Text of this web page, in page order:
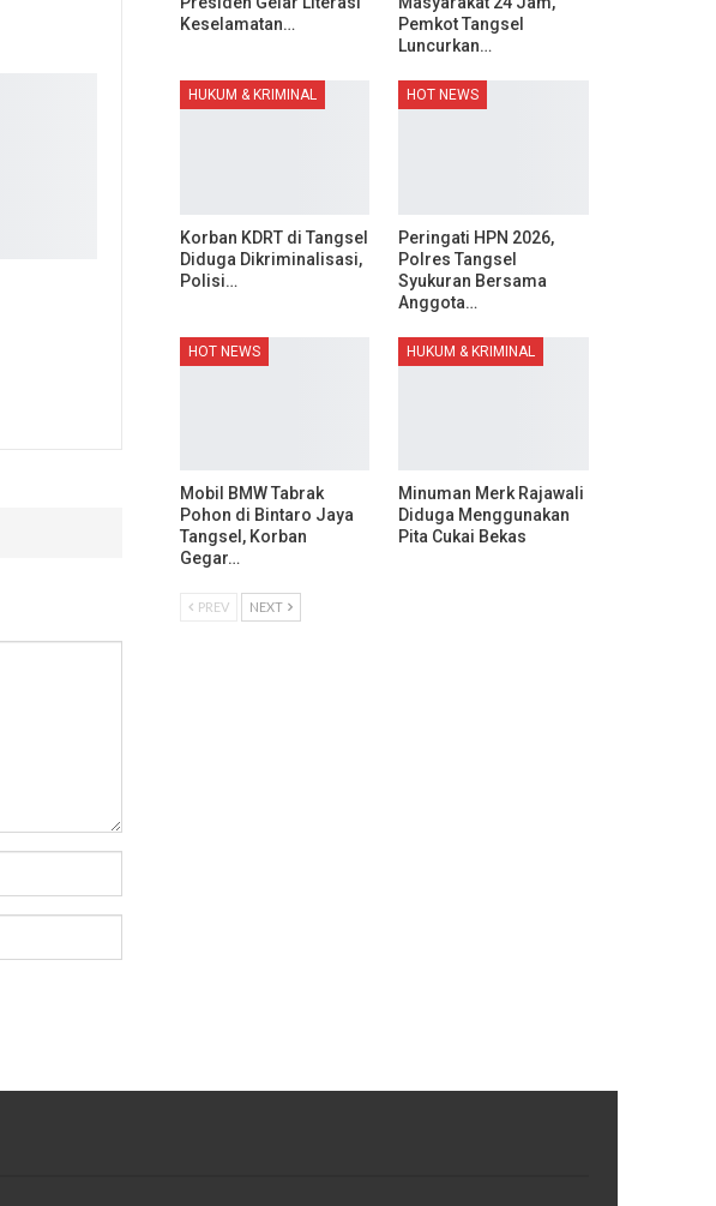
Keselamatan…
Pemkot Tangsel
Luncurkan…
HUKUM & KRIMINAL
Korban KDRT di Tangsel
Diduga Dikriminalisasi,
Polisi…
HOT NEWS
Peringati HPN 2026,
Polres Tangsel
Syukuran Bersama
Anggota…
HOT NEWS
Mobil BMW Tabrak
Pohon di Bintaro Jaya
Tangsel, Korban
Gegar…
HUKUM & KRIMINAL
Minuman Merk Rajawali
Diduga Menggunakan
Pita Cukai Bekas
PREV NEXT